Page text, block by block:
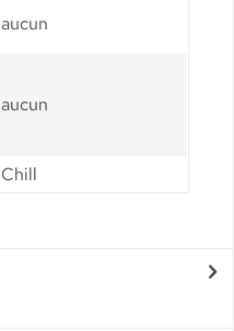
aucun
aucun
Chill